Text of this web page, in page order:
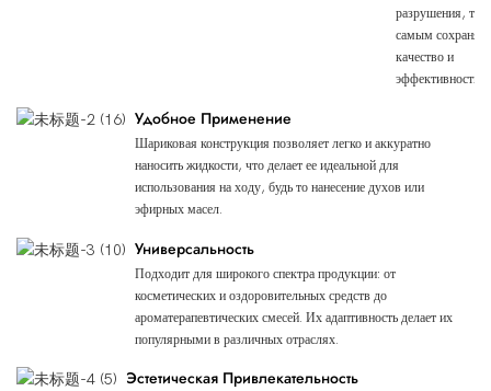
разрушения, тем
самым сохраняя
качество и
эффективность.
Удобное Применение
Шариковая конструкция позволяет легко и аккуратно
наносить жидкости, что делает ее идеальной для
использования на ходу, будь то нанесение духов или
эфирных масел.
Универсальность
Подходит для широкого спектра продукции: от
косметических и оздоровительных средств до
ароматерапевтических смесей. Их адаптивность делает их
популярными в различных отраслях.
Эстетическая Привлекательность